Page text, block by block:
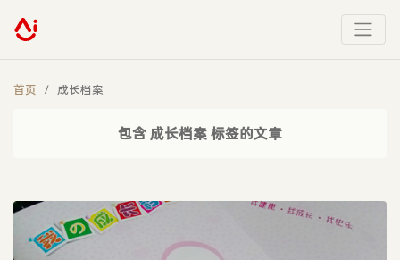
首页 成长档案
包含 成长档案 标签的文章